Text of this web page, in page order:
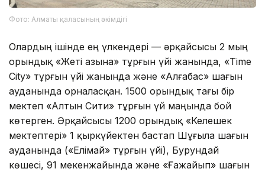
Фото: Алматы қаласының әкімдігі
Олардың ішінде ең үлкендері — әрқайсысы 2 мың
орындық «Жеті Қазына» тұрғын үйі жанында, «Time
City» тұрғын үйі жанында және «Алғабас» шағын
ауданында орналасқан. 1500 орындық тағы бір
мектеп «Алтын Сити» тұрғын үй маңында бой
көтерген. Әрқайсысы 1200 орындық «Келешек
мектептері» 1 қыркүйектен бастап Шұғыла шағын
ауданында («Елімай» тұрғын үйі), Бурундай
көшесі, 91 мекенжайында және «Ғажайып» шағын